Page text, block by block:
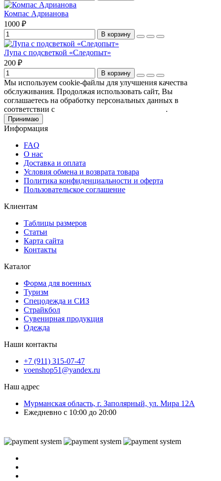
Компас Адрианова
1000 ₽
В корзину
Лупа с подсветкой «Следопыт»
200 ₽
В корзину
Мы используем cookie-файлы для улучшения качества
обслуживания. Продолжая использовать сайт, Вы
соглашаетесь на обработку персональных данных в
соответствии с
.
Принимаю
Информация
FAQ
О нас
Доставка и оплата
Условия обмена и возврата товара
Политика конфиденциальности и оферта
Пользовательское соглашение
Клиентам
Таблицы размеров
Статьи
Карта сайта
Контакты
Каталог
Форма для военных
Туризм
Спецодежда и СИЗ
Страйкбол
Сувенирная продукция
Одежда
Наши контакты
+7 (911) 315-07-47
voenshop51@yandex.ru
Наш адрес
Мурманская область, г. Заполярный, ул. Мира 12А
Ежедневно с 10:00 до 20:00